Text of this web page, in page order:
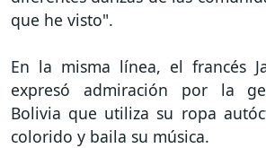
que he visto".
En la misma línea, el francés
expresó admiración por la
Bolivia que utiliza su ropa
colorido y baila su música.